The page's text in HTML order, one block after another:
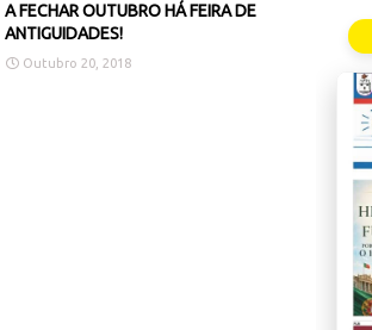
A FECHAR OUTUBRO HÁ FEIRA DE
ANTIGUIDADES!
Outubro 20, 2018